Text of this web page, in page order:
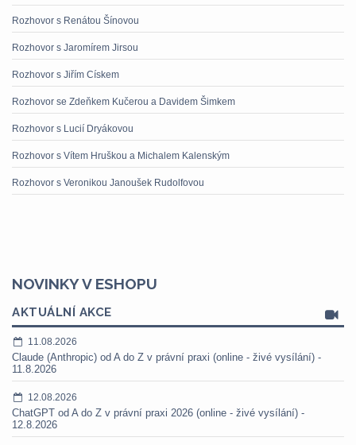
Rozhovor s Renátou Šínovou
Rozhovor s Jaromírem Jirsou
Rozhovor s Jiřím Cískem
Rozhovor se Zdeňkem Kučerou a Davidem Šimkem
Rozhovor s Lucií Dryákovou
Rozhovor s Vítem Hruškou a Michalem Kalenským
Rozhovor s Veronikou Janoušek Rudolfovou
NOVINKY V ESHOPU
AKTUÁLNÍ AKCE
11.08.2026
Claude (Anthropic) od A do Z v právní praxi (online - živé vysílání) -
11.8.2026
12.08.2026
ChatGPT od A do Z v právní praxi 2026 (online - živé vysílání) -
12.8.2026